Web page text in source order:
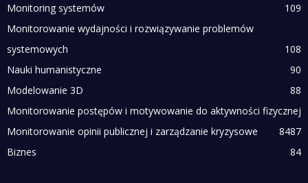
Monitoring systemów
109
Monitorowanie wydajności i rozwiązywanie problemów
systemowych
108
Nauki humanistyczne
90
Modelowanie 3D
88
Monitorowanie postępów i motywowanie do aktywności fizycznej
87
Monitorowanie opinii publicznej i zarządzanie kryzysowe
84
Biznes
84